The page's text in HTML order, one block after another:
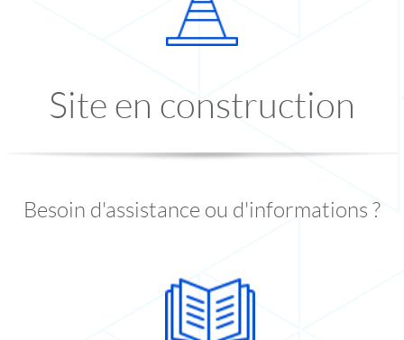
Site en construction
Besoin d'assistance ou d'informations ?